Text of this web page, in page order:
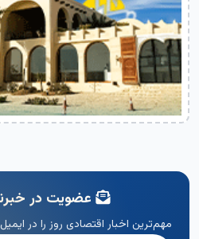
عضویت در
مهم‌ترین اخبار اقتصادی روز را در